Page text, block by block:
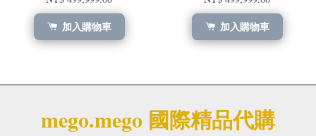
加入購物車 加入購物車
mego.mego 國際精品代購